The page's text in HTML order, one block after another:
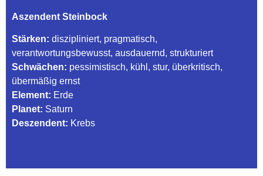
Aszendent Steinbock
Stärken: diszipliniert, pragmatisch,
verantwortungsbewusst, ausdauernd, strukturiert
Schwächen: pessimistisch, kühl, stur, überkritisch,
übermäßig ernst
Element: Erde
Planet: Saturn
Deszendent: Krebs